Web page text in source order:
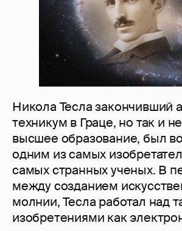
Никола Тесла закончивший
техникум в Граце, но так и
высшее образование, был
одним из самых
самых странных ученых. В
между созданием
молнии, Тесла работал над
изобретениями как